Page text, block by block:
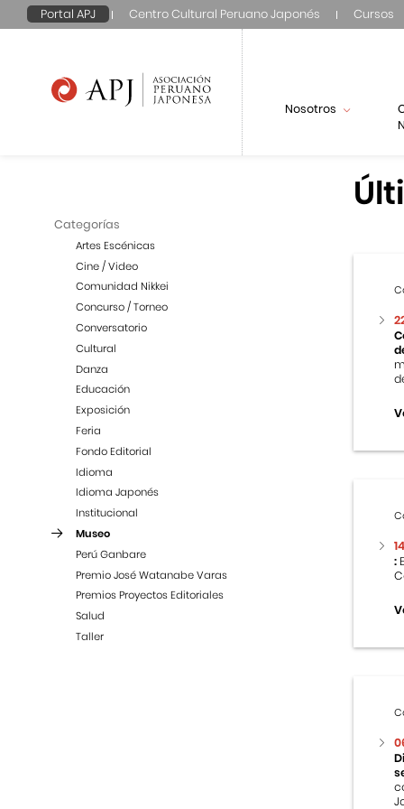
Portal APJ Centro Cultural Peruano Japonés Cursos
Nosotros
Categorías
Artes Escénicas
Cine / Video
Comunidad Nikkei
Concurso / Torneo
Conversatorio
Cultural
Danza
Educación
Exposición
Feria
Fondo Editorial
Idioma
Idioma Japonés
Institucional
Museo
Perú Ganbare
Premio José Watanabe Varas
Premios Proyectos Editoriales
Salud
Taller
: